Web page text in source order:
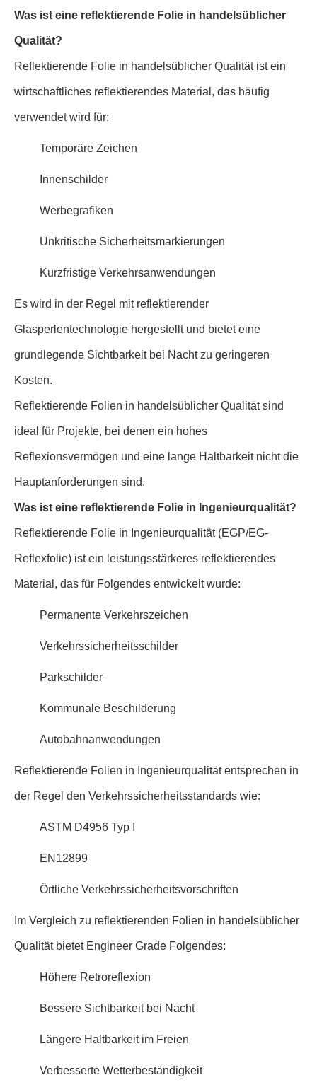
Was ist eine reflektierende Folie in handelsüblicher
Qualität?
Reflektierende Folie in handelsüblicher Qualität ist ein
wirtschaftliches reflektierendes Material, das häufig
verwendet wird für:
Temporäre Zeichen
Innenschilder
Werbegrafiken
Unkritische Sicherheitsmarkierungen
Kurzfristige Verkehrsanwendungen
Es wird in der Regel mit reflektierender
Glasperlentechnologie hergestellt und bietet eine
grundlegende Sichtbarkeit bei Nacht zu geringeren
Kosten.
Reflektierende Folien in handelsüblicher Qualität sind
ideal für Projekte, bei denen ein hohes
Reflexionsvermögen und eine lange Haltbarkeit nicht die
Hauptanforderungen sind.
Was ist eine reflektierende Folie in Ingenieurqualität?
Reflektierende Folie in Ingenieurqualität (EGP/EG-
Reflexfolie) ist ein leistungsstärkeres reflektierendes
Material, das für Folgendes entwickelt wurde:
Permanente Verkehrszeichen
Verkehrssicherheitsschilder
Parkschilder
Kommunale Beschilderung
Autobahnanwendungen
Reflektierende Folien in Ingenieurqualität entsprechen in
der Regel den Verkehrssicherheitsstandards wie:
ASTM D4956 Typ I
EN12899
Örtliche Verkehrssicherheitsvorschriften
Im Vergleich zu reflektierenden Folien in handelsüblicher
Qualität bietet Engineer Grade Folgendes:
Höhere Retroreflexion
Bessere Sichtbarkeit bei Nacht
Längere Haltbarkeit im Freien
Verbesserte Wetterbeständigkeit